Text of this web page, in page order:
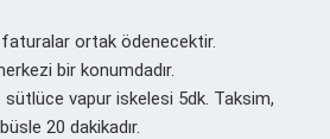
faturalar ortak ödenecektir.
bir konumdadır.
sütlüce vapur iskelesi 5dk. Taksim,
20 dakikadır.